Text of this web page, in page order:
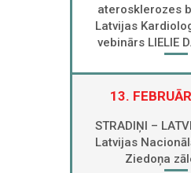
aterosklerozes
Latvijas
vebinārs LIELIE
13.
STRADIŅI –
Latvijas
Ziedoņa